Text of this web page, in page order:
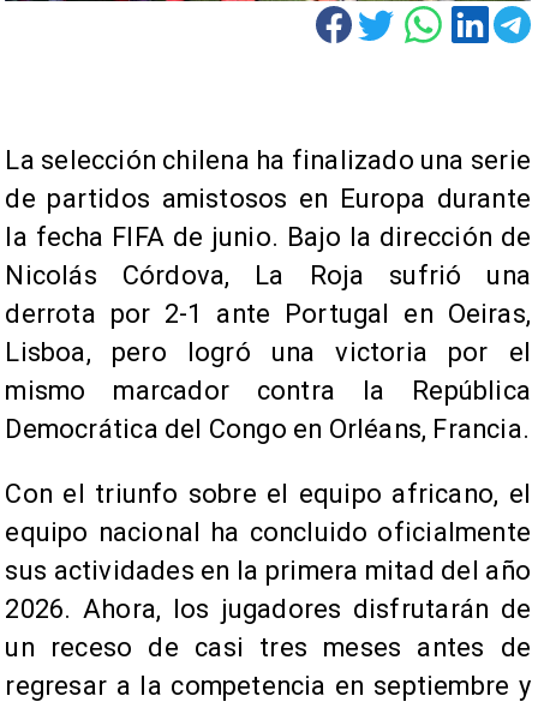
La selección chilena ha finalizado una serie
de partidos amistosos en Europa durante
la fecha FIFA de junio. Bajo la dirección de
Nicolás Córdova, La Roja sufrió una
derrota por 2-1 ante Portugal en Oeiras,
Lisboa, pero logró una victoria por el
mismo marcador contra la República
Democrática del Congo en Orléans, Francia.
Con el triunfo sobre el equipo africano, el
equipo nacional ha concluido oficialmente
sus actividades en la primera mitad del año
2026. Ahora, los jugadores disfrutarán de
un receso de casi tres meses antes de
regresar a la competencia en septiembre y